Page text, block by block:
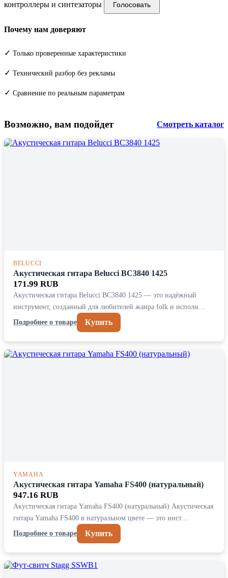
контроллеры и синтезаторы Голосовать
Почему нам доверяют
✓ Только проверенные характеристики
✓ Технический разбор без рекламы
✓ Сравнение по реальным параметрам
Возможно, вам подойдет Смотреть каталог
BELUCCI
Акустическая гитара Belucci BC3840 1425
171.99 RUB
Акустическая гитара Belucci BC3840 1425 — это надёжный
инструмент, созданный для любителей жанра folk и исполн…
Подробнее о товаре
Купить
YAMAHA
Акустическая гитара Yamaha FS400 (натуральный)
947.16 RUB
Акустическая гитара Yamaha FS400 (натуральный) Акустическая
гитара Yamaha FS400 в натуральном цвете — это инст…
Подробнее о товаре
Купить